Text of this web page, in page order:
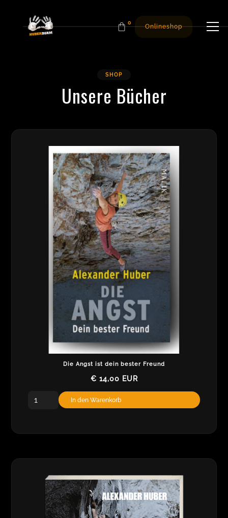
0
Onlineshop
SHOP
Unsere Bücher
Die Angst ist dein bester Freund
€ 14,00 EUR